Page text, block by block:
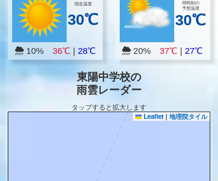
現在温度
30℃
10% 36℃ 28℃
同時刻の
予想温度
30℃
20%37℃ |27℃
東陽中学校の
雨雲レーダー
タップすると拡大します
Leaflet | 地理院タイル